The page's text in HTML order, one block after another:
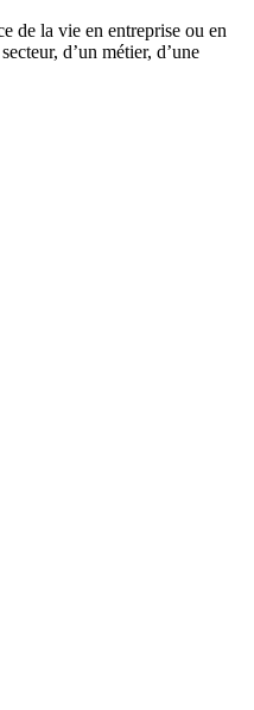
de la vie en entreprise ou en
d’un métier, d’une